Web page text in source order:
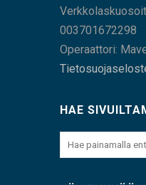
003701672298
Operaattori:
HAE